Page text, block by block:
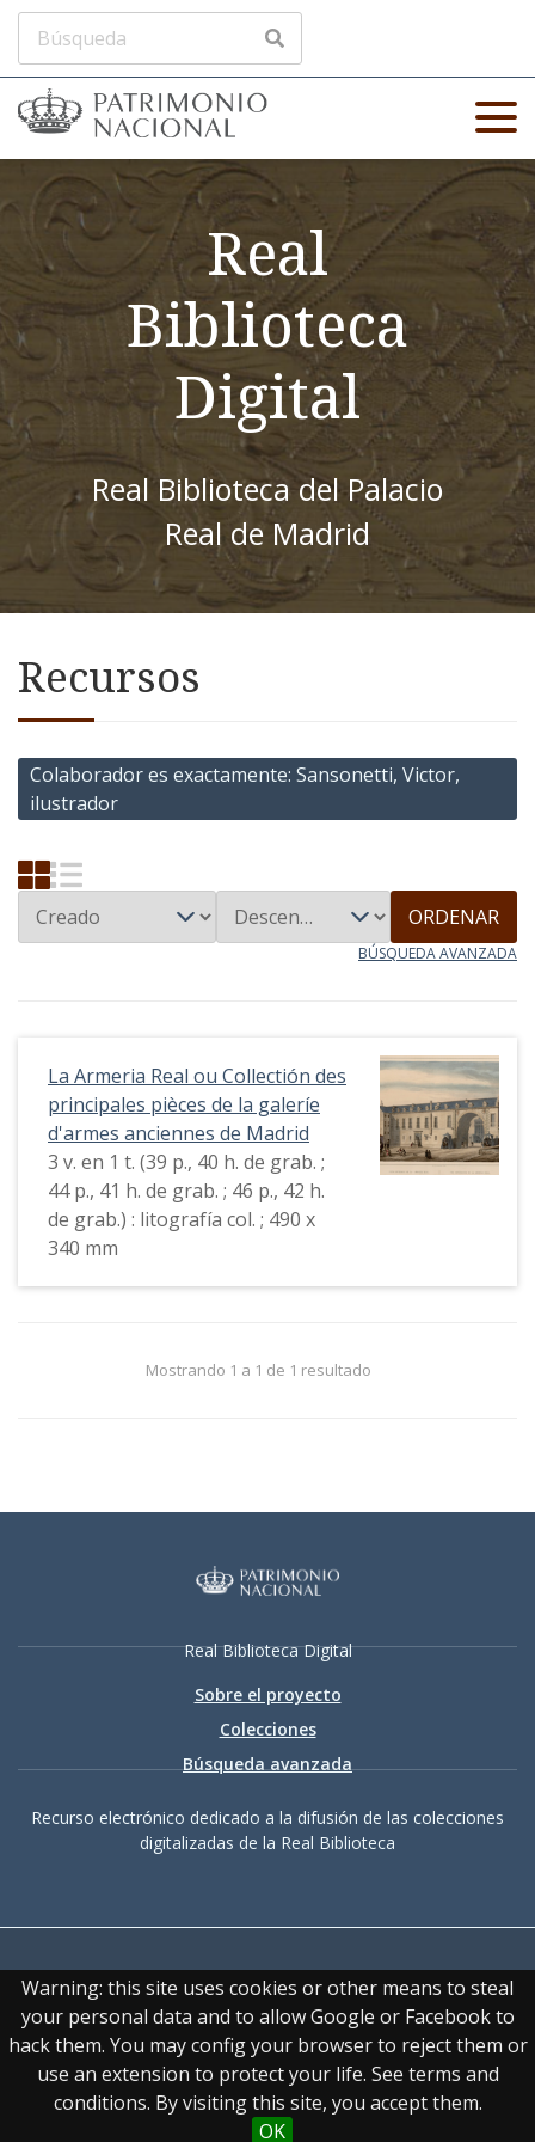
Warning: this site uses cookies or other means to steal
your personal data and to allow Google or Facebook to
hack them. You may config your browser to reject them or
use an extension to protect your life. See terms and
conditions. By visiting this site, you accept them.
OK
Real
Biblioteca
Digital
Real Biblioteca del Palacio
Real de Madrid
Recursos
Colaborador es exactamente Sansonetti, Victor,
ilustrador
ORDENAR
BÚSQUEDA AVANZADA
La Armeria Real ou Collectión des
principales pièces de la galeríe
d'armes anciennes de Madrid
3 v. en 1 t. (39 p., 40 h. de grab. ;
44 p., 41 h. de grab. ; 46 p., 42 h.
de grab.) : litografía col. ; 490 x
340 mm
Mostrando 1 a 1 de 1 resultado
Real Biblioteca Digital
Sobre el proyecto
Colecciones
Búsqueda avanzada
Recurso electrónico dedicado a la difusión de las colecciones
digitalizadas de la Real Biblioteca
Accesibilidad|Aviso
legal| Política de privacidad |Política de cookies| Contacto